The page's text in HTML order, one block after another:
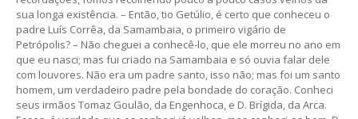
sua longa existência. – Então, tio Getúlio, é certo que conheceu o
padre Luís Corrêa, da Samambaia, o primeiro vigário de
Petrópolis? – Não cheguei a conhecê-lo, que ele morreu no ano em
que eu nasci; mas fui criado na Samambaia e só ouvia falar dele
com louvores. Não era um padre santo, isso não; mas foi um santo
homem, um verdadeiro padre pela bondade do coração. Conheci
seus irmãos Tomaz Goulão, da Engenhoca, e D. Brígida, da Arca.